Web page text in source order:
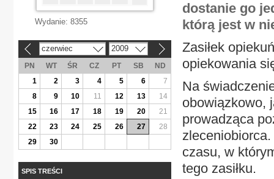
dostanie go
którą jest w
Zasiłek
opiekowania
Na
obowiązkowo,
prowadząca
czasu, w
tego zasiłku.
Wydanie: 8355
czerwiec 2009
PN WT ŚR CZ PT SB
ND
1
2 3 4 5 6
7
8
9 10 11 12 13
14
15
16 17 18 19 20
21
22
23 24 25 26 27
28
29
30
SPIS TREŚCI